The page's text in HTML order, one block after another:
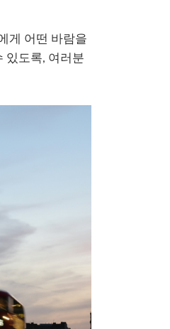
게 어떤 바람을
있도록, 여러분